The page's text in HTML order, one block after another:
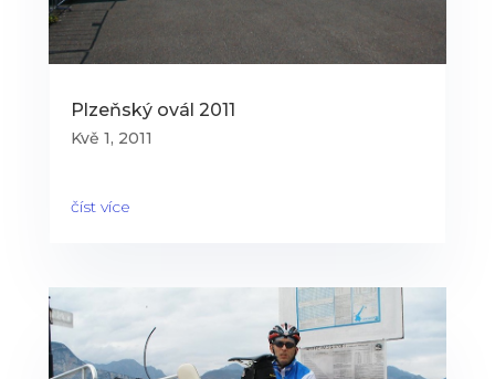
Plzeňský ovál 2011
Kvě 1, 2011
číst více